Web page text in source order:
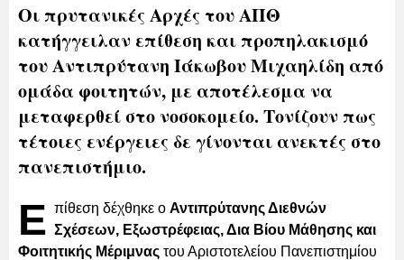
Οι πρυτανικές Αρχές του ΑΠΘ
κατήγγειλαν επίθεση και προπηλακισμό
του Αντιπρύτανη Ιάκωβου Μιχαηλίδη από
ομάδα φοιτητών, με αποτέλεσμα να
μεταφερθεί στο νοσοκομείο. Τονίζουν πως
τέτοιες ενέργειες δε γίνονται ανεκτές στο
πανεπιστήμιο.
Ε πίθεση δέχθηκε ο Αντιπρύτανης Διεθνών
Σχέσεων, Εξωστρέφειας, Δια Βίου Μάθησης και
Φοιτητικής Μέριμνας του Αριστοτελείου Πανεπιστημίου